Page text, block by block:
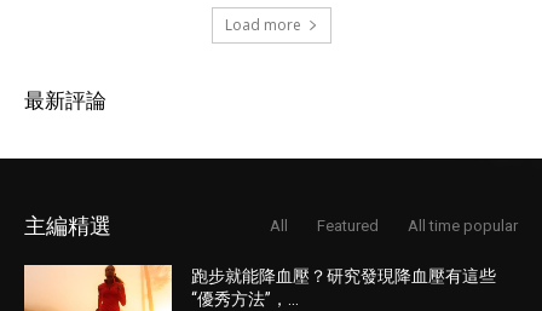
Load more
最新評論
主編精選 All Featured All time popular
跑步就能降血壓？研究發現降血壓有這些
“優秀方法”，...